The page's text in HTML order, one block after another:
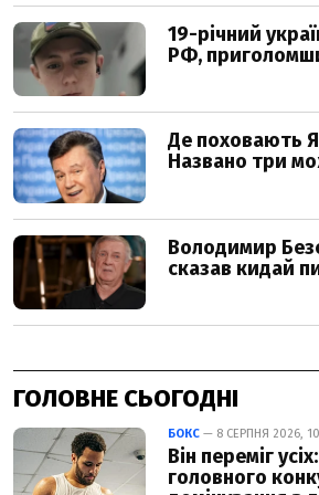
ГОЛОВНЕ СЬОГОДНІ
БОКС — 8 СЕРПНЯ 2026,
Він переміг
головного